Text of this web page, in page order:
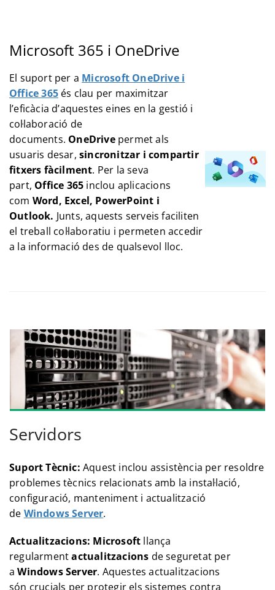
Microsoft 365 i OneDrive
El suport per a Microsoft OneDrive i
Office 365 és clau per maximitzar
l’eficàcia d’aquestes eines en la gestió i
col·laboració de
documents. OneDrivepermet als
usuaris desar, sincronitzar i compartir
fitxers fàcilment. Per la seva
part, Office 365 inclou aplicacions
com Word, Excel, PowerPoint i
Outlook. Junts, aquests serveis faciliten
el treball col·laboratiu i permeten accedir
a la informació des de qualsevol lloc.
Servidors
Suport Tècnic: Aquest inclou assistència per resoldre
problemes tècnics relacionats amb la instal·lació,
configuració, manteniment i actualització
de Windows Server.
Actualitzacions: Microsoft llança
regularmentactualitzacions de seguretat per
aWindows Server. Aquestes actualitzacions
són crucials per protegir els sistemes contra